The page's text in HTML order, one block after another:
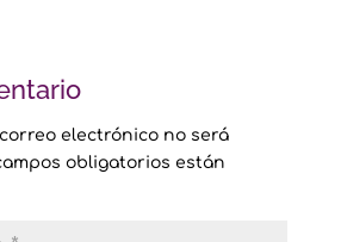
electrónico no será
obligatorios están